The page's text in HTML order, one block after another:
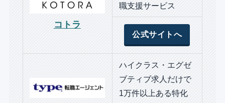
コトラ
職支援サービス
公式サイトへ
ハイクラス・エグゼ
ブティブ求人だけで
1万件以上ある特化